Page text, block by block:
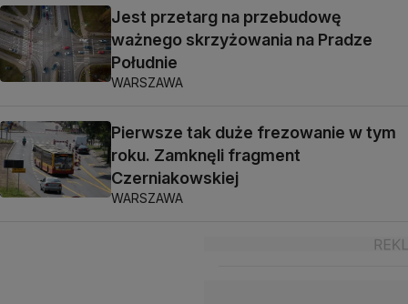
Jest przetarg na przebudowę
ważnego skrzyżowania na Pradze
Południe
WARSZAWA
Pierwsze tak duże frezowanie w tym
roku. Zamknęli fragment
Czerniakowskiej
WARSZAWA